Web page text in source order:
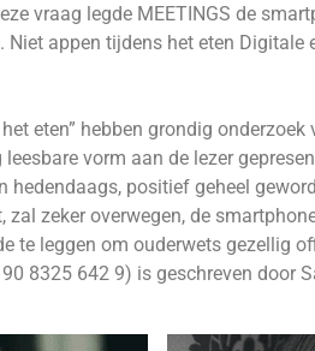
vraag legde MEETINGS de
Niet appen tijdens het eten Digitale
eten” hebben grondig onderzoek
vorm aan de lezer
hedendaags, positief geheel
zeker overwegen, de
te leggen om ouderwets gezellig
8325 642 9) is geschreven door